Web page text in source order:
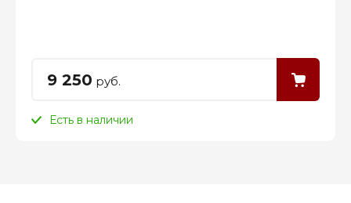
9 250 руб.
Есть в наличии